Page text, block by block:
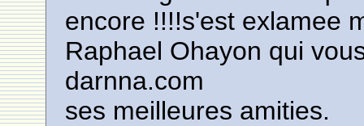
encore !!!!s'est exlamee
Raphael Ohayon qui
darnna.com
ses meilleures amities.